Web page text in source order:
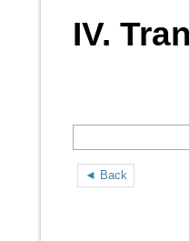
IV.
◄ Back